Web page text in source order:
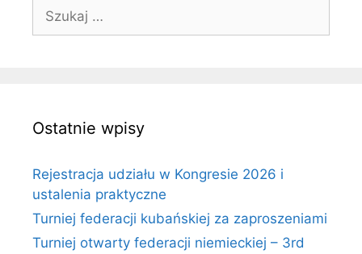
Szukaj:
Ostatnie wpisy
Rejestracja udziału w Kongresie 2026 i
ustalenia praktyczne
Turniej federacji kubańskiej za zaproszeniami
Turniej otwarty federacji niemieckiej – 3rd